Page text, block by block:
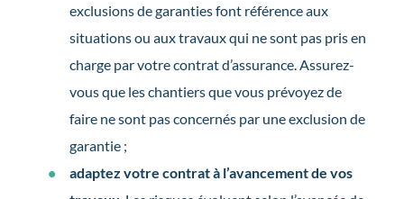
exclusions de garanties font référence aux
situations ou aux travaux qui ne sont pas pris en
charge par votre contrat d’assurance. Assurez-
vous que les chantiers que vous prévoyez de
faire ne sont pas concernés par une exclusion de
garantie ;
adaptez votre contrat à l’avancement de vos